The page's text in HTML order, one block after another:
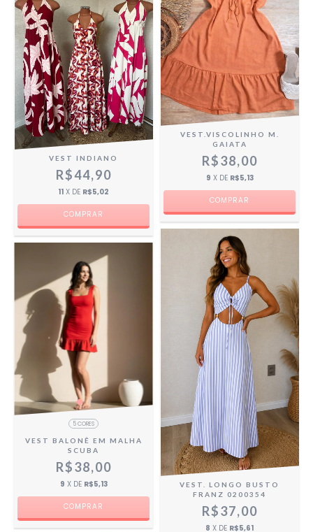
VEST INDIANO
R$44,90
11 X DE R$5,02
COMPRAR
VEST.VISCOLINHO M.
GAIATA
R$38,00
9 X DE R$5,13
5 CORES
VEST BALONÊ EM MALHA
SCUBA
R$38,00
9 X DE R$5,13
COMPRAR
VEST. LONGO BUSTO
FRANZ 0200354
R$37,00
8 X DE R$5,61